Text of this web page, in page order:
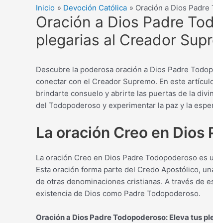
Inicio Devoción Católica Oración a Dios
Oración a Dios Padre
plegarias al Creador
Descubre la poderosa oración a Dios Padre
conectar con el Creador Supremo. En este
brindarte consuelo y abrirte las puertas de la
del Todopoderoso y experimentar la paz y la
La oración Creo en Dios
La oración Creo en Dios Padre Todopoderoso
Esta oración forma parte del Credo Apostólico,
de otras denominaciones cristianas. A través de
existencia de Dios como Padre Todopoderoso.
Oración a Dios Padre Todopoderoso: Eleva tus